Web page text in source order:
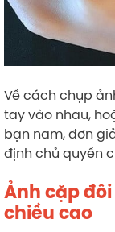
Về cách chụp
tay vào nhau,
bạn nam, đơn
định chủ quyền
Ảnh cặp
chiều cao